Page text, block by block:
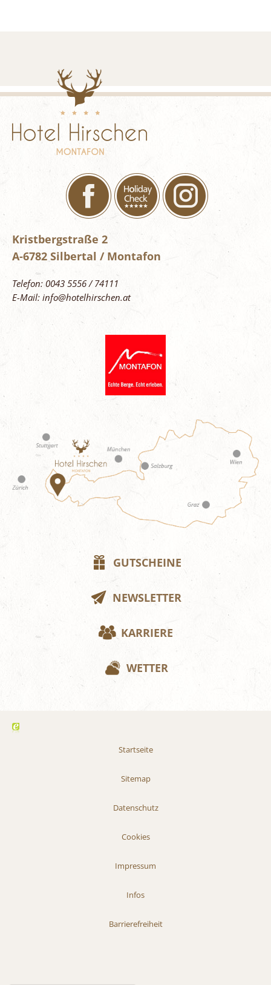
Kristbergstraße 2
A-6782 Silbertal / Montafon
Telefon: 0043 5556 / 74111
E-Mail: info@hotelhirschen.at
GUTSCHEINE
NEWSLETTER
KARRIERE
WETTER
Startseite
Sitemap
Datenschutz
Cookies
Impressum
Infos
Barrierefreiheit